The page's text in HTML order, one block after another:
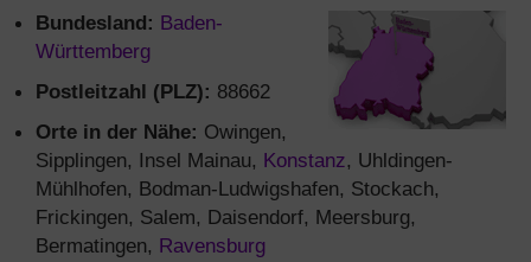
Bundesland: Baden-
Württemberg
Postleitzahl (PLZ): 88662
Orte in der Nähe: Owingen,
Sipplingen, Insel Mainau, Konstanz, Uhldingen-
Mühlhofen, Bodman-Ludwigshafen, Stockach,
Frickingen, Salem, Daisendorf, Meersburg,
Bermatingen, Ravensburg